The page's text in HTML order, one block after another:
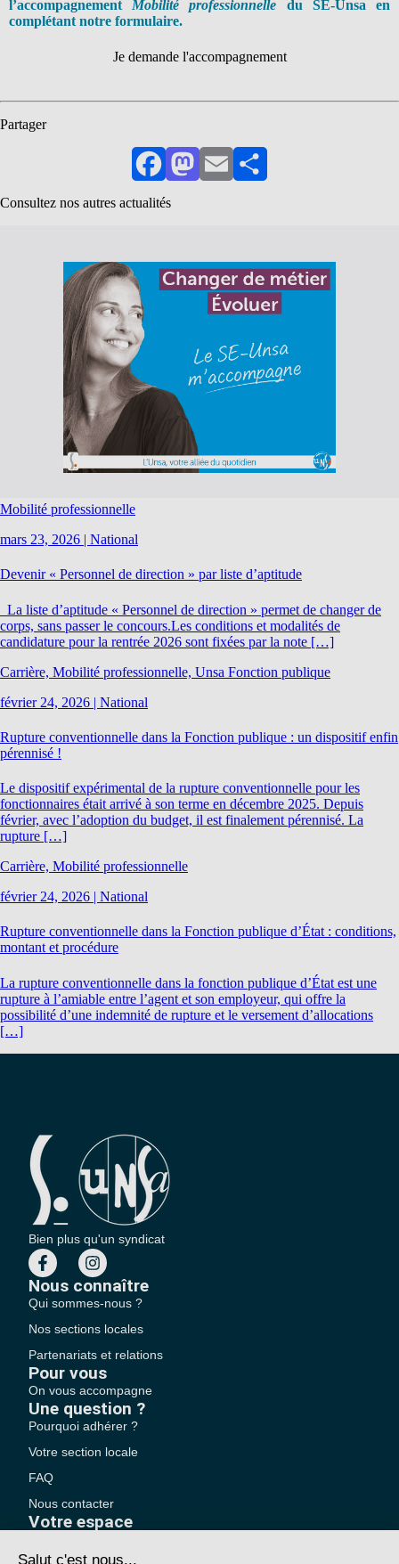
l’accompagnement Mobilité professionnelle du SE-Unsa en
complétant notre formulaire.
Je demande l'accompagnement
Partager
FacebookMastodon
EmailPartager
Consultez nos autres actualités
Mobilité professionnelle
mars 23, 2026 | National
Devenir « Personnel de direction » par liste d’aptitude
La liste d’aptitude « Personnel de direction » permet de changer de
corps, sans passer le concours.Les conditions et modalités de
candidature pour la rentrée 2026 sont fixées par la note […]
Carrière, Mobilité professionnelle, Unsa Fonction publique
février 24, 2026 | National
Rupture conventionnelle dans la Fonction publique : un dispositif enfin
pérennisé !
Le dispositif expérimental de la rupture conventionnelle pour les
fonctionnaires était arrivé à son terme en décembre 2025. Depuis
février, avec l’adoption du budget, il est finalement pérennisé. La
rupture […]
Carrière, Mobilité professionnelle
février 24, 2026 | National
Rupture conventionnelle dans la Fonction publique d’État : conditions,
montant et procédure
La rupture conventionnelle dans la fonction publique d’État est une
rupture à l’amiable entre l’agent et son employeur, qui offre la
possibilité d’une indemnité de rupture et le versement d’allocations
[…]
Bien plus qu'un syndicat
Nous connaître
Qui sommes-nous ?
Nos sections locales
Partenariats et relations
Pour vous
On vous accompagne
Une question ?
Pourquoi adhérer ?
Votre section locale
FAQ
Nous contacter
Votre espace